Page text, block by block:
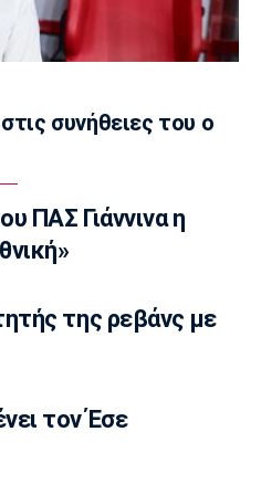
Αλεξέι Ποκουσέφσκι
η Σάντεφιορντ
Μαρινάκη στον Ζοφρέ
συνήθειες του ο
ΠΑΣ Γιάννινα η
της ρεβάνς με
τον Έσε